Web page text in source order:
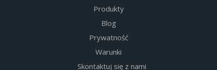
Produkty
Blog
Prywatność
Warunki
Skontaktuj się z nami